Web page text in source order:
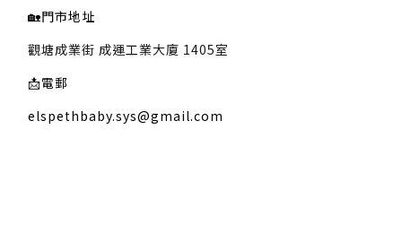
🏡門市地址
觀塘成業街 成運工業大廈 1405室
📩電郵
elspethbaby.sys@gmail.com